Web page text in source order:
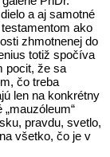
a aj samotné
ako
zhmotnenej do
totiž spočíva
pocit, že sa
čo treba
len na konkrétny
pravdu, svetlo,
všetko, čo je v